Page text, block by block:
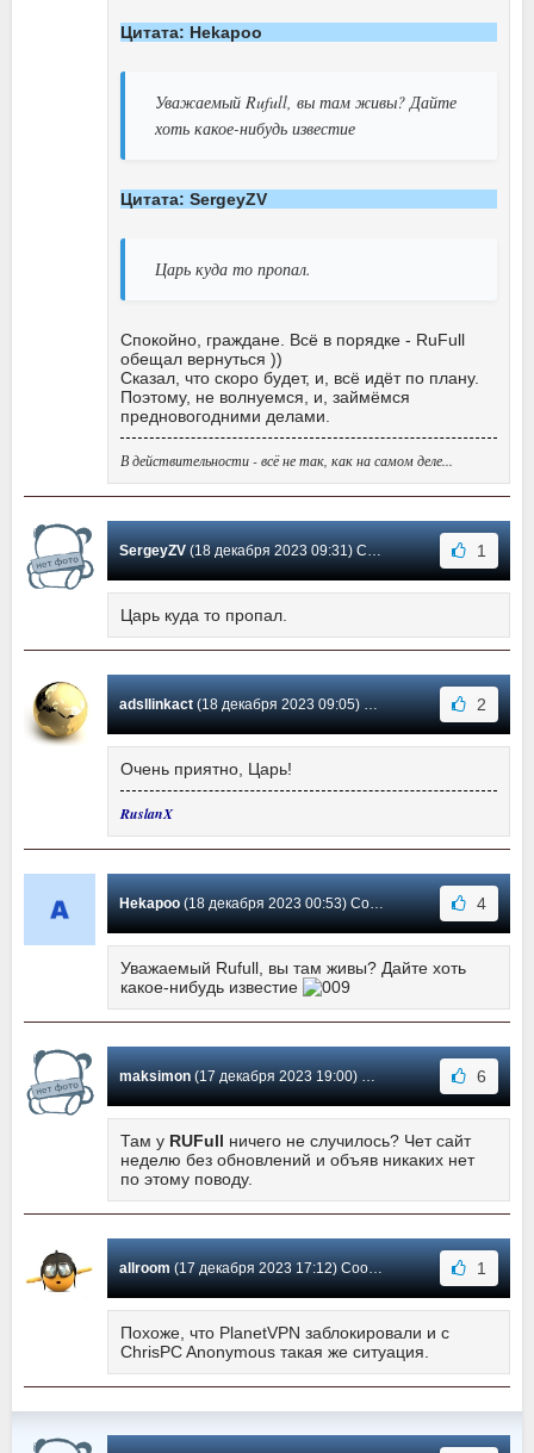
Цитата: Hekapoo
Уважаемый Rufull, вы там живы? Дайте
хоть какое-нибудь известие
Цитата: SergeyZV
Царь куда то пропал.
Спокойно, граждане. Всё в порядке - RuFull
обещал вернуться ))
Сказал, что скоро будет, и, всё идёт по плану.
Поэтому, не волнуемся, и, займёмся
предновогодними делами.
В действительности - всё не так, как на самом деле...
SergeyZV(18 декабря 2023 09:31) Сообщение #175 1
Царь куда то пропал.
adsllinkact(18 декабря 2023 09:05) Сообщение #174 2
Очень приятно, Царь!
RuslanX
Hekapoo(18 декабря 2023 00:53) Сообщение #173 4
Уважаемый Rufull, вы там живы? Дайте хоть
какое-нибудь известие
maksimon(17 декабря 2023 19:00) Сообщение #172 6
Там у RUFull ничего не случилось? Чет сайт
неделю без обновлений и объяв никаких нет
по этому поводу.
allroom(17 декабря 2023 17:12) Сообщение #171 1
Похоже, что PlanetVPN заблокировали и с
ChrisPC Anonymous такая же ситуация.